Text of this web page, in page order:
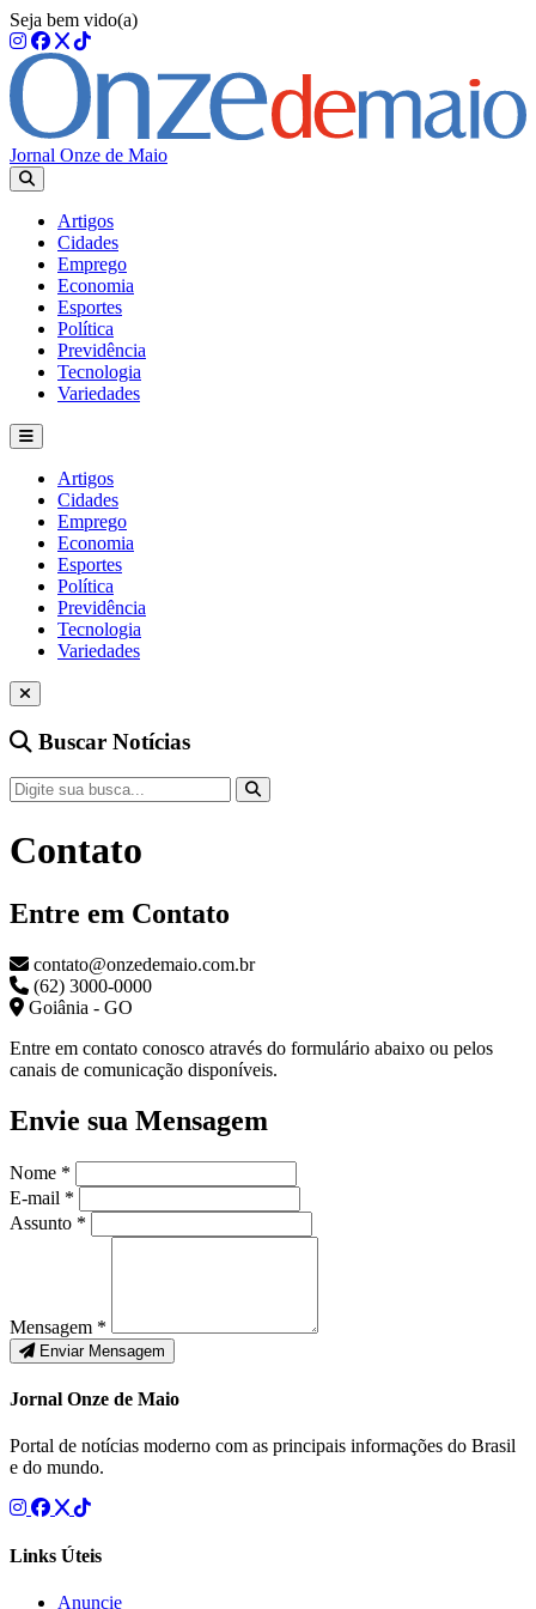
Seja bem vido(a)
Jornal Onze de Maio
Artigos
Cidades
Emprego
Economia
Esportes
Política
Previdência
Tecnologia
Variedades
Artigos
Cidades
Emprego
Economia
Esportes
Política
Previdência
Tecnologia
Variedades
Buscar Notícias
Contato
Entre em Contato
contato@onzedemaio.com.br
(62) 3000-0000
Goiânia - GO
Entre em contato conosco através do formulário abaixo ou pelos
canais de comunicação disponíveis.
Envie sua Mensagem
Nome *
E-mail *
Assunto *
Mensagem *
Enviar Mensagem
Jornal Onze de Maio
Portal de notícias moderno com as principais informações do Brasil
e do mundo.
Links Úteis
Anuncie